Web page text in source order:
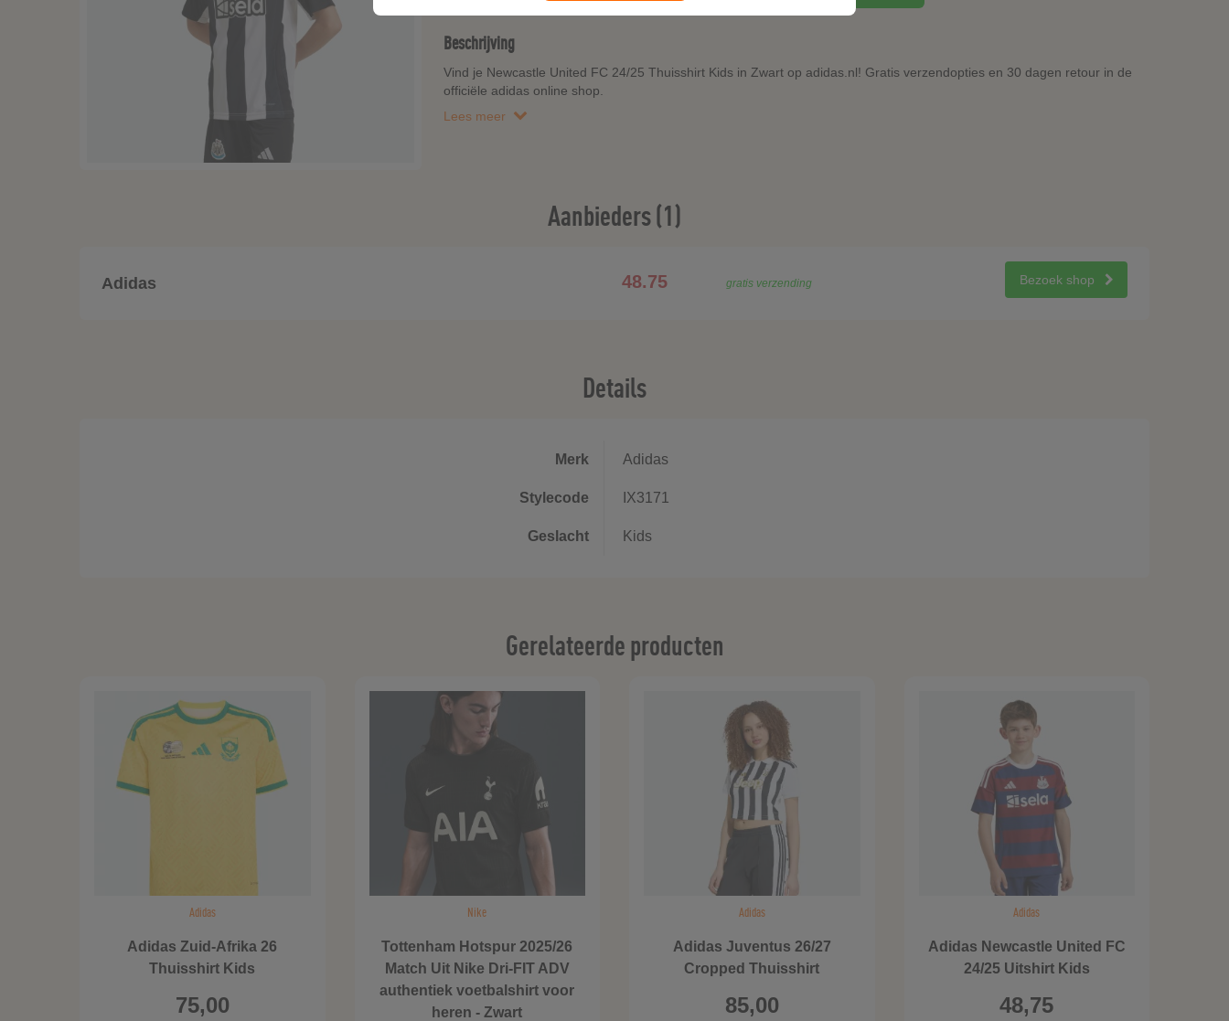
Beschrijving
Vind je Newcastle United FC 24/25 Thuisshirt Kids in Zwart op adidas.nl! Gratis verzendopties en 30 dagen retour in de
officiële adidas online shop.
Lees meer
Aanbieders (1)
Adidas 48.75 gratis verzending Bezoek shop
Details
Merk Adidas
Stylecode IX3171
Geslacht Kids
Gerelateerde producten
Adidas
Adidas Zuid-Afrika 26
Thuisshirt Kids
75,00
Nike
Tottenham Hotspur 2025/26
Match Uit Nike Dri-FIT ADV
authentiek voetbalshirt voor
heren - Zwart
Adidas
Adidas Juventus 26/27
Cropped Thuisshirt
85,00
Adidas
Adidas Newcastle United FC
24/25 Uitshirt Kids
48,75